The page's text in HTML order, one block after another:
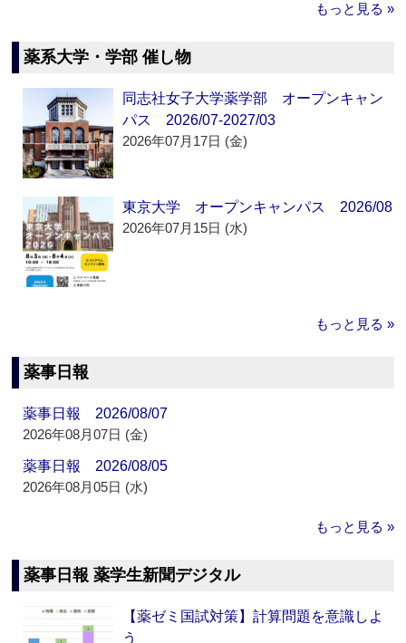
もっと見る »
薬系大学・学部 催し物
同志社女子大学薬学部 オープンキャン
パス 2026/07-2027/03
2026年07月17日 (金)
東京大学 オープンキャンパス 2026/08
2026年07月15日 (水)
もっと見る »
薬事日報
薬事日報 2026/08/07
2026年08月07日 (金)
薬事日報 2026/08/05
2026年08月05日 (水)
もっと見る »
薬事日報 薬学生新聞デジタル
【薬ゼミ国試対策】計算問題を意識しよ
う